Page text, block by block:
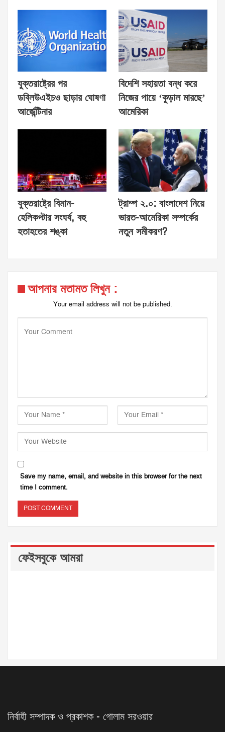
যুক্তরাষ্ট্রের পর
ডব্লিউএইচও ছাড়ার ঘোষণা
আর্জেন্টিনার
বিদেশি সহায়তা বন্ধ করে
নিজের পায়ে ‘কুড়াল মারছে’
আমেরিকা
যুক্তরাষ্ট্রে বিমান-
হেলিকপ্টার সংঘর্ষ, বহু
হতাহতের শঙ্কা
ট্রাম্প ২.০: বাংলাদেশ নিয়ে
ভারত-আমেরিকা সম্পর্কের
নতুন সমীকরণ?
আপনার মতামত লিখুন :
Your email address will not be published.
Save my name, email, and website in this browser for the next
time I comment.
ফেইসবুকে আমরা
নির্বাহী সম্পাদক ও প্রকাশক - গোলাম সরওয়ার